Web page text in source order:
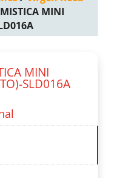
MINI
MINI
SLD016A